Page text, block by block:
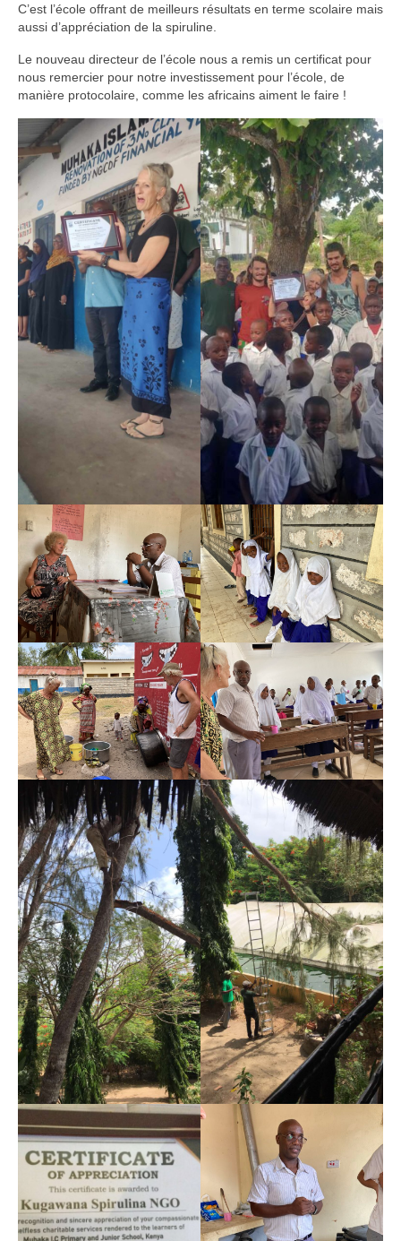
Micro-crédits pour les femmes
Centre d’accueil Mme Céline
Soutien de l’atelier Pengd Wende
FAIRE UN DON
Faire un don
Sociétés partenaires
ACTUS
Toutes nos actus
Secteur10 au Burkina Faso
Secteur10 au Kenya
Actions de levée de fonds en Europe
C’est l’école offrant de meilleurs résultats en terme scolaire mais
aussi d’appréciation de la spiruline.
Le nouveau directeur de l’école nous a remis un certificat pour
nous remercier pour notre investissement pour l’école, de
manière protocolaire, comme les africains aiment le faire !